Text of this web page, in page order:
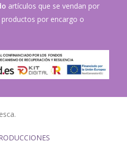
artículos que se vendan por
por encargo o